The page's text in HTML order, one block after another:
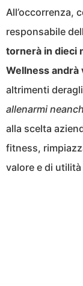
All’occorrenza,
responsabile
tornerà in dieci
Wellness andrà
altrimenti
allenarmi
alla scelta
fitness,
valore e di